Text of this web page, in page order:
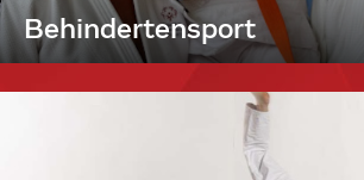
Behindertensport